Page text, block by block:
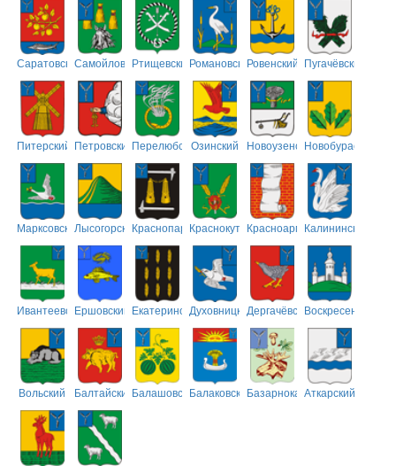
СаратовскийСамойловскийРтищевскийРомановскийРовенский Пугачёвский
Питерский ПетровскийПерелюбскийОзинский НовоузенскийНовобурасский
МарксовскийЛысогорскийКраснопартизанский
КраснокутскийКрасноармейский
Калининский
ИвантеевскийЕршовский ЕкатериновскийДуховницкийДергачёвскийВоскресенский
Вольский БалтайскийБалашовскийБалаковскийБазарнокарабулакский
Аткарский